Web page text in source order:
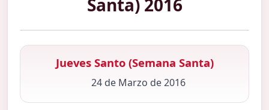
Santa) 2016
Jueves Santo (Semana Santa)
24 de Marzo de 2016